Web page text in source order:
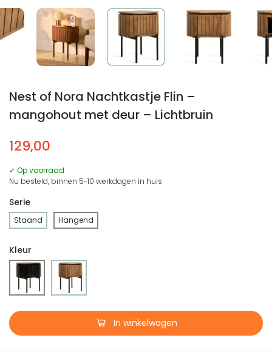
Nest of Nora Nachtkastje Flin –
mangohout met deur – Lichtbruin
129,00
✓ Op voorraad
Nu besteld, binnen 5-10 werkdagen in huis
Serie
Staand Hangend
Kleur
In winkelwagen